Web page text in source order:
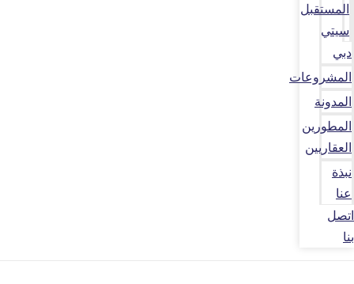
المستقبل
سيتي
دبي
المشروعات
المدونة
المطورين
العقاريين
نبذة
عنا
اتصل
بنا